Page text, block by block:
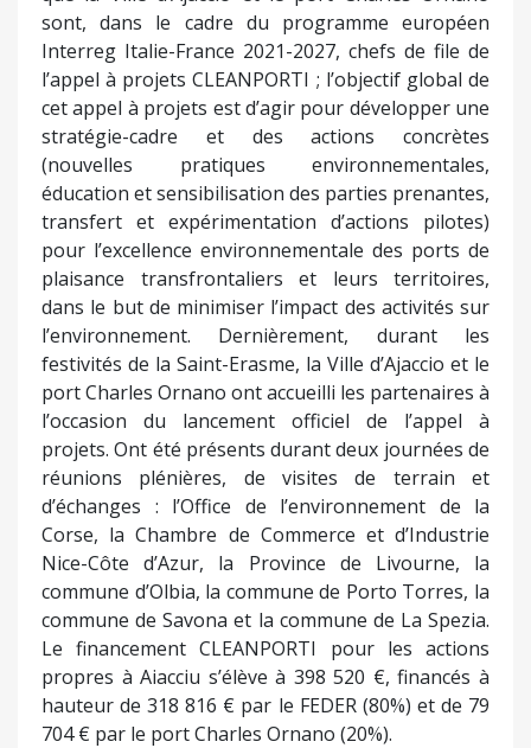
sont, dans le cadre du programme européen
Interreg Italie-France 2021-2027, chefs de file de
l’appel à projets CLEANPORTI ; l’objectif global de
cet appel à projets est d’agir pour développer une
stratégie-cadre et des actions concrètes
(nouvelles pratiques environnementales,
éducation et sensibilisation des parties prenantes,
transfert et expérimentation d’actions pilotes)
pour l’excellence environnementale des ports de
plaisance transfrontaliers et leurs territoires,
dans le but de minimiser l’impact des activités sur
l’environnement. Dernièrement, durant les
festivités de la Saint-Erasme, la Ville d’Ajaccio et le
port Charles Ornano ont accueilli les partenaires à
l’occasion du lancement officiel de l’appel à
projets. Ont été présents durant deux journées de
réunions plénières, de visites de terrain et
d’échanges : l’Office de l’environnement de la
Corse, la Chambre de Commerce et d’Industrie
Nice-Côte d’Azur, la Province de Livourne, la
commune d’Olbia, la commune de Porto Torres, la
commune de Savona et la commune de La Spezia.
Le financement CLEANPORTI pour les actions
propres à Aiacciu s’élève à 398 520 €, financés à
hauteur de 318 816 € par le FEDER (80%) et de 79
704 € par le port Charles Ornano (20%).